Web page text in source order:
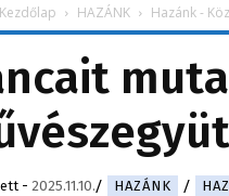
Kezdőlap HAZÁNK Hazánk -
- 2025.11.10. HAZÁNK